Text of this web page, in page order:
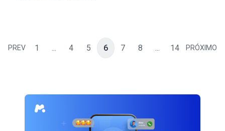
PREV 1 ... 4 5 6 7 8 ... 14 PRÓXIMO